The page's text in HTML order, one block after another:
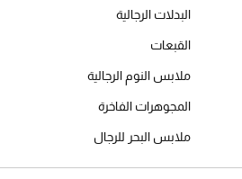
البدلات الرجالية
القبعات
ملابس النوم الرجالية
المجوهرات الفاخرة
ملابس البحر للرجال